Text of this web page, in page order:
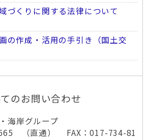
づくりに関する法律について
の作成・活用の手引き（国土交
のお問い合わせ
海岸グループ
（直通） FAX：017-734-81